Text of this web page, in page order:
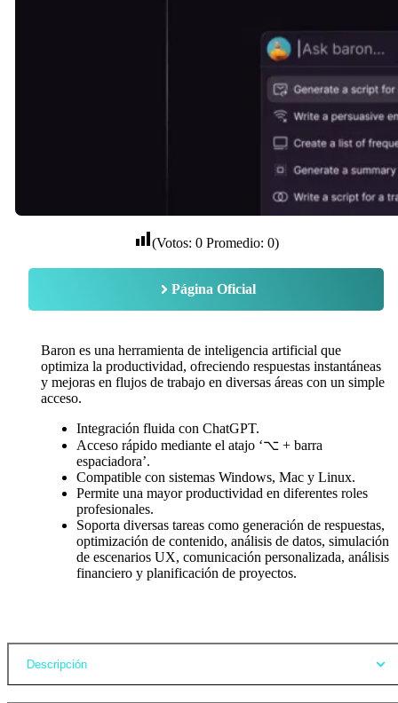
(Votos: 0Promedio: 0)
Página Oficial
Baron es una herramienta de inteligencia artificial que
optimiza la productividad, ofreciendo respuestas instantáneas
y mejoras en flujos de trabajo en diversas áreas con un simple
acceso.
Integración fluida con ChatGPT.
Acceso rápido mediante el atajo ‘⌥ + barra
espaciadora’.
Compatible con sistemas Windows, Mac y Linux.
Permite una mayor productividad en diferentes roles
profesionales.
Soporta diversas tareas como generación de respuestas,
optimización de contenido, análisis de datos, simulación
de escenarios UX, comunicación personalizada, análisis
financiero y planificación de proyectos.
Descripción